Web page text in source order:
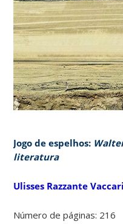
Jogo de espelhos:
literatura
Ulisses Razzante Vaccari
Número de páginas: 216